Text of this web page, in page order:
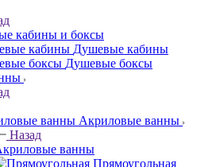
кабины и боксы
Душевые кабины
Душевые боксы
Акриловые ванны
Назад
ванны
Прямоугольная